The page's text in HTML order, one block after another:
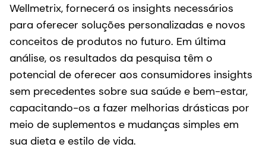
Wellmetrix, fornecerá os insights necessários
para oferecer soluções personalizadas e novos
conceitos de produtos no futuro. Em última
análise, os resultados da pesquisa têm o
potencial de oferecer aos consumidores insights
sem precedentes sobre sua saúde e bem-estar,
capacitando-os a fazer melhorias drásticas por
meio de suplementos e mudanças simples em
sua dieta e estilo de vida.